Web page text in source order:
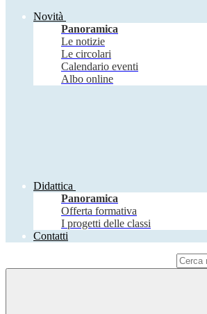
Novità
Panoramica
Le notizie
Le circolari
Calendario eventi
Albo online
Didattica
Panoramica
Offerta formativa
I progetti delle classi
Contatti